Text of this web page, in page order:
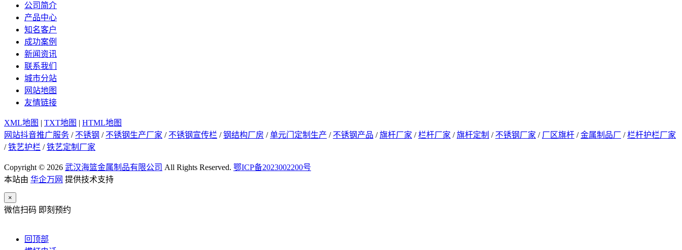
公司简介
产品中心
知名客户
成功案例
新闻资讯
联系我们
城市分站
网站地图
友情链接
XML地图 | TXT地图 | HTML地图
网站抖音推广服务 / 不锈钢 / 不锈钢生产厂家 / 不锈钢宣传栏 /钢结构厂房 /单元门定制生产 / 不锈钢产品 /旗杆厂家 /栏杆厂家 /旗杆定制 / 不锈钢厂家 / 厂区旗杆 /金属制品厂 /栏杆护栏厂家
/铁艺护栏 /铁艺定制厂家
Copyright © 2026 武汉海篮金属制品有限公司 All Rights Reserved. 鄂ICP备2023002200号
本站由 华企万网 提供技术支持
×
微信扫码 即刻预约
回顶部